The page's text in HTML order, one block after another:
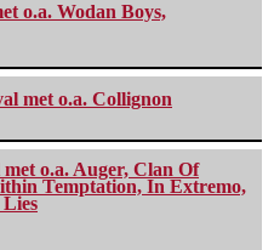
o.a. Wodan Boys,
met o.a. Collignon
o.a. Auger, Clan Of
Temptation, In Extremo,